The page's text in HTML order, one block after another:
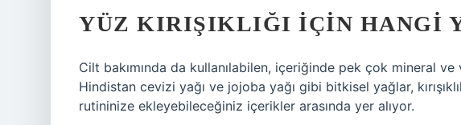
YÜZ KIRIŞIKLIĞI IÇIN HANGI
Cilt bakımında da kullanılabilen, içeriğinde pek çok mineral ve
Hindistan cevizi yağı ve jojoba yağı gibi bitkisel yağlar,
rutininize ekleyebileceğiniz içerikler arasında yer alıyor.